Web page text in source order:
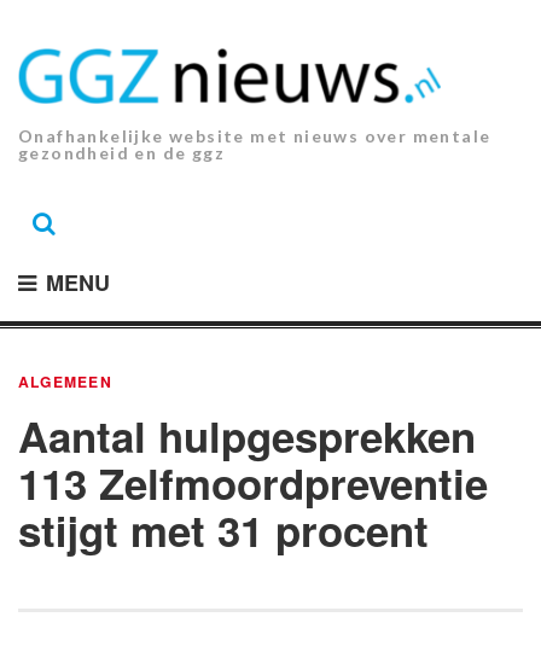
inhoud.
Onafhankelijke website met nieuws over mentale
gezondheid en de ggz
MENU
ALGEMEEN
Aantal hulpgesprekken
113 Zelfmoordpreventie
stijgt met 31 procent